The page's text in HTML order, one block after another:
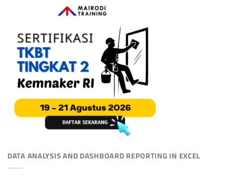
DATA ANALYSIS AND DASHBOARD REPORTING IN EXCEL